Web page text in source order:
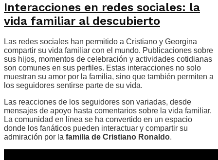
Interacciones en redes sociales: la
vida familiar al descubierto
Las redes sociales han permitido a Cristiano y Georgina
compartir su vida familiar con el mundo. Publicaciones sobre
sus hijos, momentos de celebración y actividades cotidianas
son comunes en sus perfiles. Estas interacciones no solo
muestran su amor por la familia, sino que también permiten a
los seguidores sentirse parte de su vida.
Las reacciones de los seguidores son variadas, desde
mensajes de apoyo hasta comentarios sobre la vida familiar.
La comunidad en línea se ha convertido en un espacio
donde los fanáticos pueden interactuar y compartir su
admiración por la familia de Cristiano Ronaldo.